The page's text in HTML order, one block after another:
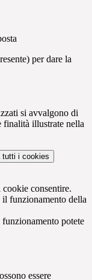
per dare la
si avvalgono di
finalità illustrate nella
tutti i cookies
cookie consentire.
il funzionamento della
potete
essere